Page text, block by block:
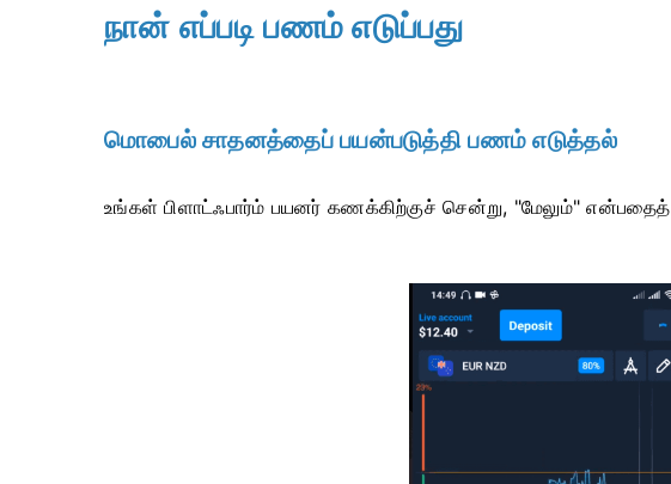
நான் எப்படி பணம் எடுப்பது
மொபைல் சாதனத்தைப் பயன்படுத்தி பணம் எடுத்தல்
உங்கள் பிளாட்ஃபார்ம் பயனர் கணக்கிற்குச் சென்று, "மேலும்" என்பதைத்